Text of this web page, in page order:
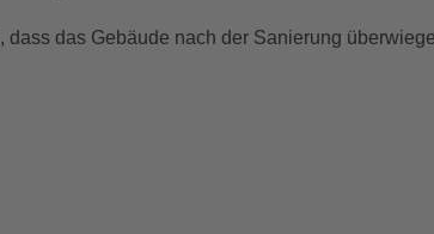
dass das Gebäude nach der Sanierung